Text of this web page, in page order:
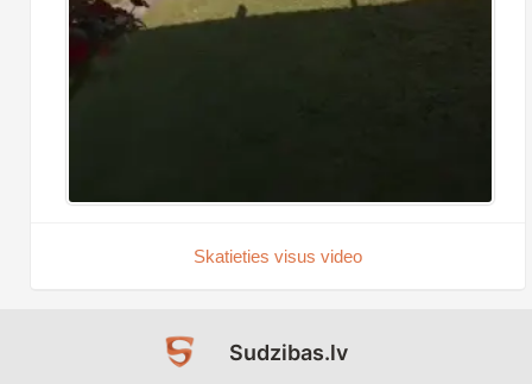
Skatieties visus video
Sudzibas.lv